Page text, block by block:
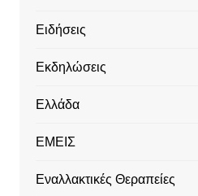
Ειδήσεις
Εκδηλώσεις
Ελλάδα
ΕΜΕΙΣ
Εναλλακτικές Θεραπείες